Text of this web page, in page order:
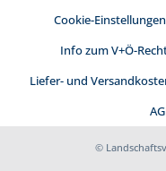
Cookie-Einstellungen
Info zum V+Ö-
Liefer- und
©